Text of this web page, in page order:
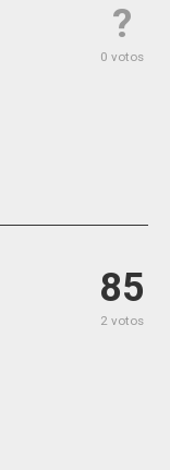
?
0 votos
85
2 votos